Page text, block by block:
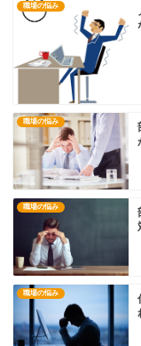
職場の悩み
職場の悩み
職場の悩み
職場の悩み